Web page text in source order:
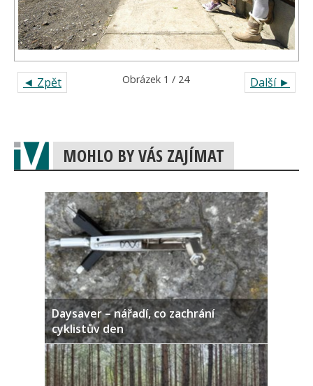
◄ Zpět Další ►
Obrázek 1 / 24
MOHLO BY VÁS ZAJÍMAT
Daysaver – nářadí, co zachrání
cyklistův den